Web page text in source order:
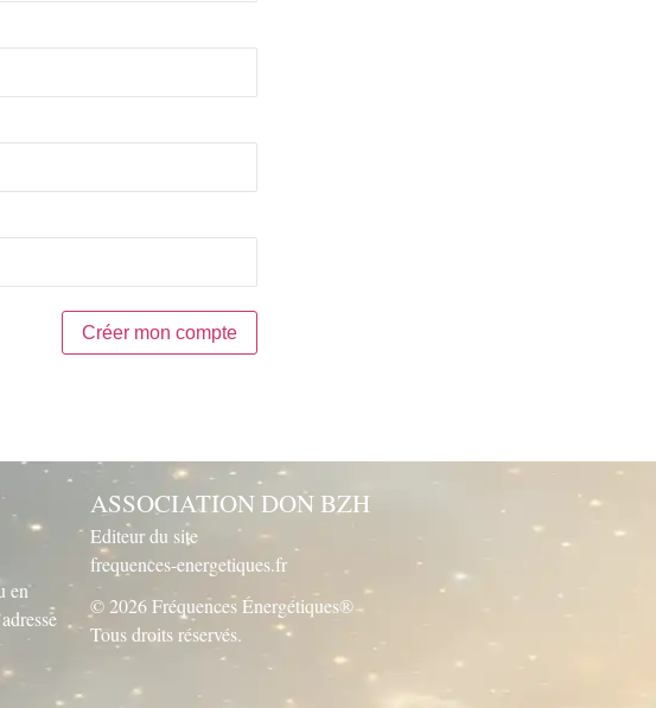
en
ASSOCIATION DON BZH
Editeur du site
frequences-energetiques.fr
© 2026 Fréquences Énergétiques®
Tous droits réservés.